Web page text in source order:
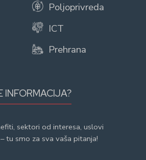
Poljoprivreda
ICT
Prehrana
INFORMACIJA?
sektori od interesa, uslovi
tu smo za sva vaša pitanja!